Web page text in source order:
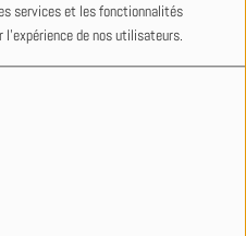
services et les fonctionnalités
de nos utilisateurs.